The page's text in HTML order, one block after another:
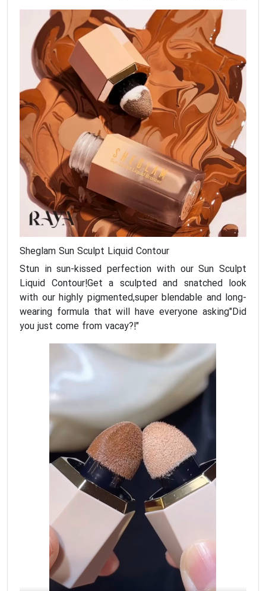
Sheglam Sun Sculpt Liquid Contour
Stun in sun-kissed perfection with our Sun Sculpt
Liquid Contour!Get a sculpted and snatched look
with our highly pigmented,super blendable and long-
wearing formula that will have everyone asking"Did
you just come from vacay?!"